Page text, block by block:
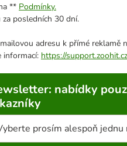
** Podmínky.
posledních 30 dní.
adresu k přímé
informací: https://
nabídky
prosím alespoň jednu